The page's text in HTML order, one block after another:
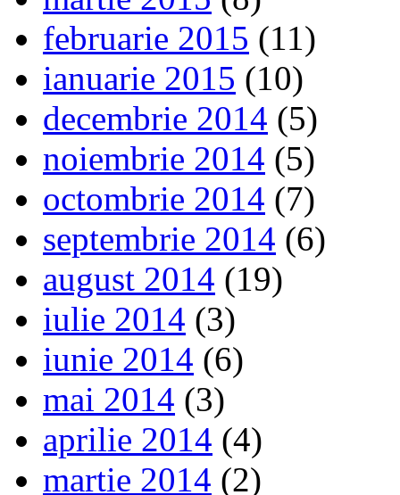
februarie 2015 (11)
ianuarie 2015 (10)
decembrie 2014 (5)
noiembrie 2014 (5)
octombrie 2014 (7)
septembrie 2014 (6)
august 2014 (19)
iulie 2014 (3)
iunie 2014 (6)
mai 2014 (3)
aprilie 2014 (4)
martie 2014 (2)